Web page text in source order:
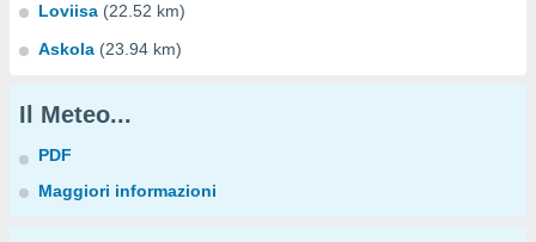
Loviisa (22.52 km)
Askola (23.94 km)
Il Meteo...
PDF
Maggiori informazioni